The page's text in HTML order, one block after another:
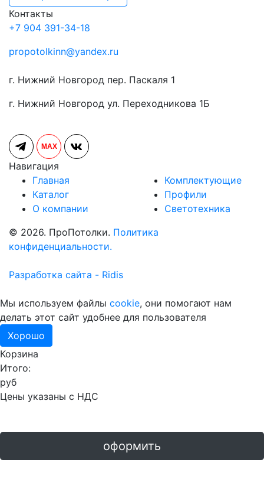
Контакты
+7 904 391-34-18
propotolkinn@yandex.ru
г. Нижний Новгород пер. Паскаля 1
г. Нижний Новгород ул. Переходникова 1Б
MAX
Навигация
Главная
Каталог
О компании
Комплектующие
Профили
Светотехника
© 2026. ПроПотолки. Политика
конфиденциальности.
Разработка сайта - Ridis
Мы используем файлы cookie, они помогают нам
делать этот сайт удобнее для пользователя
Хорошо
Корзина
Итого:
руб
Цены указаны с НДС
оформить